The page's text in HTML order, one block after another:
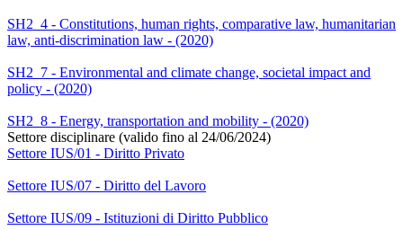
SH2_4 - Constitutions, human rights, comparative law, humanitarian
law, anti-discrimination law - (2020)
SH2_7 - Environmental and climate change, societal impact and
policy - (2020)
SH2_8 - Energy, transportation and mobility - (2020)
Settore disciplinare (valido fino al 24/06/2024)
Settore IUS/01 - Diritto Privato
Settore IUS/07 - Diritto del Lavoro
Settore IUS/09 - Istituzioni di Diritto Pubblico